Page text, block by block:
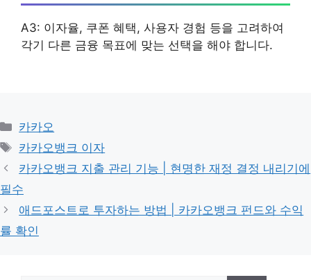
A3: 이자율, 쿠폰 혜택, 사용자 경험 등을 고려하여
각기 다른 금융 목표에 맞는 선택을 해야 합니다.
카
테
고
리
카카오
태
그
카카오뱅크 이자
카카오뱅크 지출 관리 기능 | 현명한 재정 결정 내리기에
필수
애드포스트로 투자하는 방법 | 카카오뱅크 펀드와 수익
률 확인